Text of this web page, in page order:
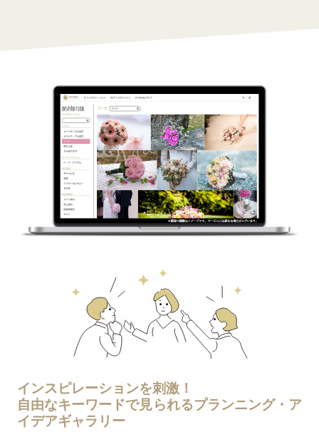
インスピレーションを刺激！
自由なキーワードで見られるプランニング・ア
イデアギャラリー